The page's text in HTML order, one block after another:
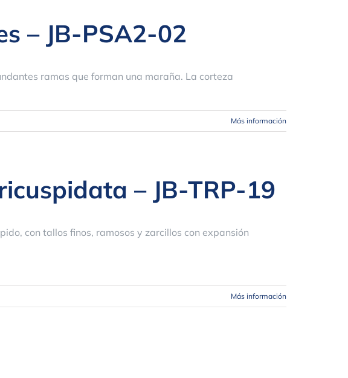
– JB-PSA2-02
ramas que forman una maraña. La corteza
Más información
– JB-TRP-19
con tallos finos, ramosos y zarcillos con expansión
Más información